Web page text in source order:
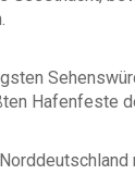
Hafenfeste